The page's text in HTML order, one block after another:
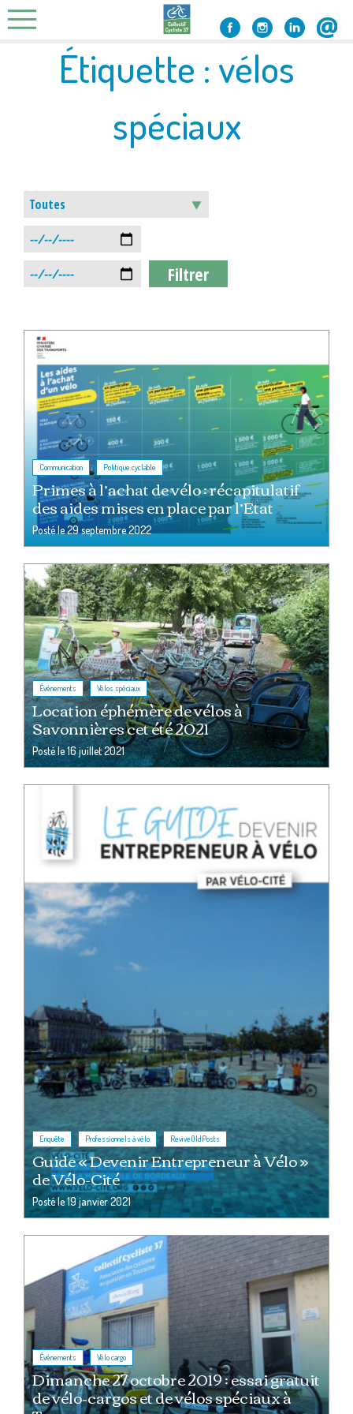
Skip
to
Étiquette : vélos
spéciaux
Communication , Politique cyclable
Primes à l’achat de vélo : récapitulatif
des aides mises en place par l’Etat
Posté le29 septembre 2022
Événements , Vélos spéciaux
Location éphémère de vélos à
Savonnières cet été 2021
Posté le16 juillet 2021
Enquête , Professionnels à vélo , ReviveOldPosts
Guide « Devenir Entrepreneur à Vélo »
de Vélo-Cité
Posté le19 janvier 2021
Événements , Vélo cargo
Dimanche 27 octobre 2019 : essai gratuit
de vélo-cargos et de vélos spéciaux à